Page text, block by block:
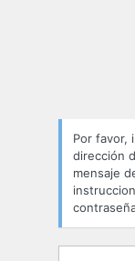
Por favor,
dirección
mensaje